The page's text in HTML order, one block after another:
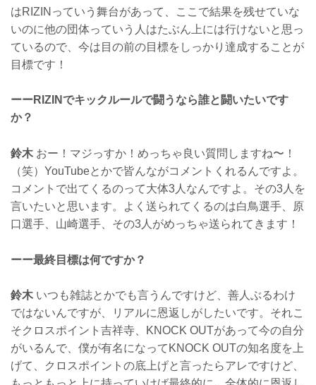
はRIZINっていう舞台があって、ここで結果を残せていな
いのに他の団体っていう人はたぶん上には行けないと思っ
ているので、今は目の前の目標をしっかり達成することが
目標です！
ーーRIZINでキックルールで闘うなら誰と闘いたいです
か？
鈴木 おー！マジっすか！めっちゃ良い質問しますね〜！
（笑）YouTubeとかで皆んながコメントくれるんですよ。
コメントで出てくるのって大体3人なんですよ。その3人を
言いたいと思います。よく送られてくるのは白鳥選手、原
口選手、山崎選手、その3人がめっちゃ送られてきます！
ーー最終目標は何ですか？
鈴木 いつも雑誌とかでも言うんですけど、善人ぶるわけ
ではないんですが、リアルに恩返しがしたいです。それこ
そクロスポイント吉祥寺、KNOCK OUTがあって今の自分
がいるんで、僕が有名になってKNOCK OUTの知名度を上
げて、クロスポイントの底上げと言ったらアレですけど、